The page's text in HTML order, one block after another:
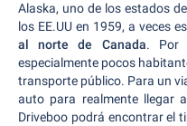
Alaska, uno de los estados
los EE.UU en 1959, a veces
al norte de Canada. Por
especialmente pocos
transporte público. Para un
auto para realmente llegar
Driveboo podrá encontrar el